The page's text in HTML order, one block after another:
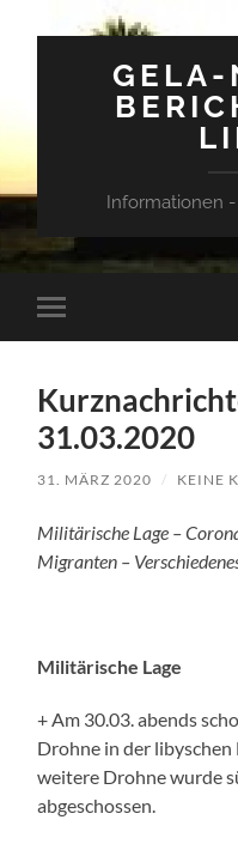
GELA-
Informationen
Mobile-
Menü
31.03.2020
31. MÄRZ 2020 / KEINE
Militärische Lage –
Migranten –
Militärische Lage
+ Am 30.03. abends
Drohne in der
weitere Drohne wurde
abgeschossen.